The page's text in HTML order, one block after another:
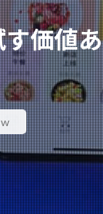
価値あ